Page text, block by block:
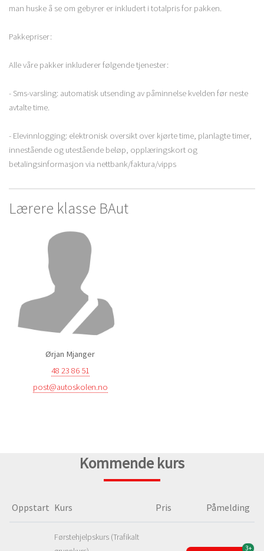
man huske å se om gebyrer er inkludert i totalpris for pakken.
Pakkepriser:
Alle våre pakker inkluderer følgende tjenester:
- Sms-varsling: automatisk utsending av påminnelse kvelden før neste
avtalte time.
- Elevinnlogging: elektronisk oversikt over kjørte time, planlagte timer,
innestående og utestående beløp, opplæringskort og
betalingsinformasjon via nettbank/faktura/vipps
Lærere klasse BAut
Ørjan Mjanger
48 23 86 51
post@autoskolen.no
Kommende kurs
Oppstart Kurs Pris Påmelding
Førstehjelpskurs (Trafikalt
3+